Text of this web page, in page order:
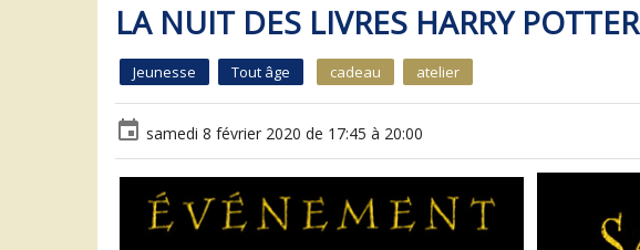
LA NUIT DES LIVRES HARRY POTTER
Jeunesse Tout âge cadeau atelier
event samedi 8 février 2020 de 17:45 à 20:00